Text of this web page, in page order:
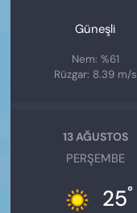
Güneşli
Nem: %61
Rüzgar: 8.39 m/s
13 AĞUSTOS
PERŞEMBE
25°